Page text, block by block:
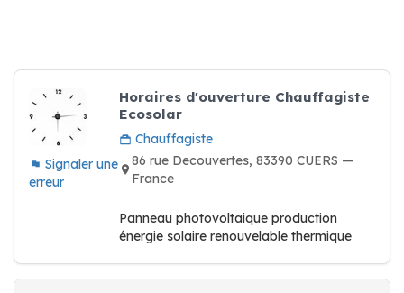
Signaler une
erreur
Horaires d'ouverture Chauffagiste
Ecosolar
Chauffagiste
86 rue Decouvertes, 83390 CUERS —
France
Panneau photovoltaique production
énergie solaire renouvelable thermique